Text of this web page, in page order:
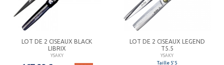
LOT DE 2 CISEAUX BLACK
LIBRIX
YSAKY
LOT DE 2 CISEAUX LEGEND
T5.5
YSAKY
Taille 5'5